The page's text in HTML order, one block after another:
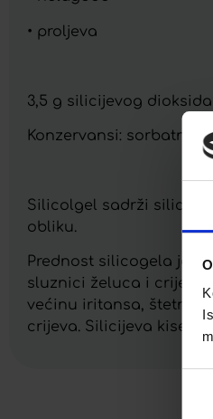
• proljeva
3,5 g silicijevog
Konzervansi: sorbatna
Silicolgel sadrži
obliku.
Prednost silicogela je
sluznici želuca i
većinu iritansa, štetnih
crijeva. Silicijeva